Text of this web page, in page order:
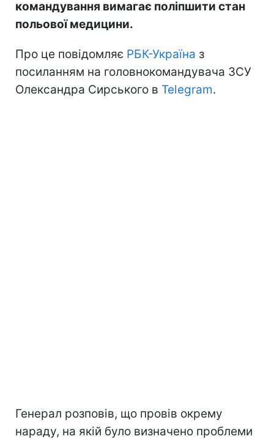
командування вимагає поліпшити стан
польової медицини.
Про це повідомляє РБК-Україна з
посиланням на головнокомандувача ЗСУ
Олександра Сирського в Telegram.
Генерал розповів, що провів окрему
нараду, на якій було визначено проблеми